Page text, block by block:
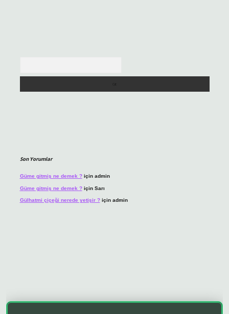
Son Yorumlar
Güme gitmiş ne demek ?için admin
Güme gitmiş ne demek ?için Sarı
Gülhatmi çiçeği nerede yetişir ?için admin